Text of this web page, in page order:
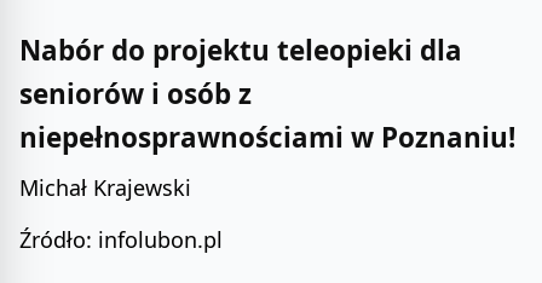
Nabór do projektu teleopieki dla
seniorów i osób z
niepełnosprawnościami w Poznaniu!
Michał Krajewski
Źródło: infolubon.pl